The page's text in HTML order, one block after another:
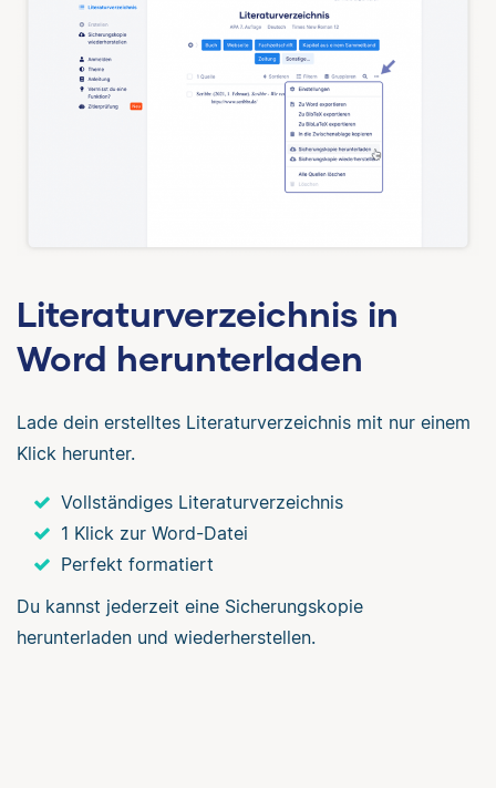
Literaturverzeichnis in
Word herunterladen
Lade dein erstelltes Literaturverzeichnis mit nur einem
Klick herunter.
Vollständiges Literaturverzeichnis
1 Klick zur Word-Datei
Perfekt formatiert
Du kannst jederzeit eine Sicherungskopie
herunterladen und wiederherstellen.